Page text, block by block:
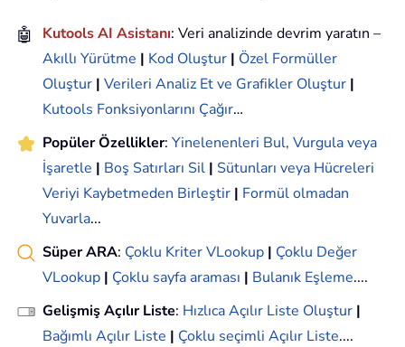
🤖 Kutools AI Asistanı: Veri analizinde devrim yaratın –
Akıllı Yürütme | Kod Oluştur | Özel Formüller
Oluştur | Verileri Analiz Et ve Grafikler Oluştur |
Kutools Fonksiyonlarını Çağır…
Popüler Özellikler: Yinelenenleri Bul, Vurgula veya
İşaretle | Boş Satırları Sil | Sütunları veya Hücreleri
Veriyi Kaybetmeden Birleştir | Formül olmadan
Yuvarla...
Süper ARA: Çoklu Kriter VLookup | Çoklu Değer
VLookup | Çoklu sayfa araması | Bulanık Eşleme....
Gelişmiş Açılır Liste: Hızlıca Açılır Liste Oluştur |
Bağımlı Açılır Liste | Çoklu seçimli Açılır Liste....